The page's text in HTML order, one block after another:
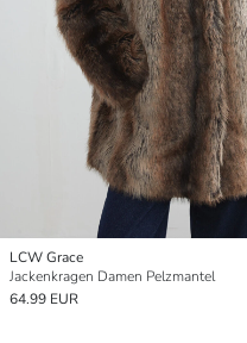
LCW Grace
Jackenkragen Damen Pelzmantel
64.99 EUR